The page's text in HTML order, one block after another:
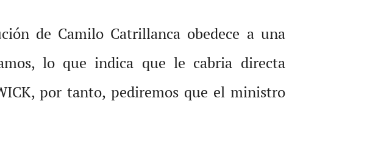
de Camilo Catrillanca obedece a una
lo que indica que le cabria directa
por tanto, pediremos que el ministro